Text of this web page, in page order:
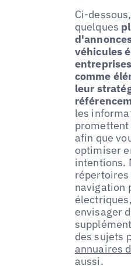
Ci-
quelques
véhicules
entreprises
comme
leur
les
afin que
optimiser
intentions.
navigation
envisager
des sujets
annuaires
aussi.